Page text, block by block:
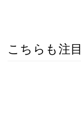
こちらも注目